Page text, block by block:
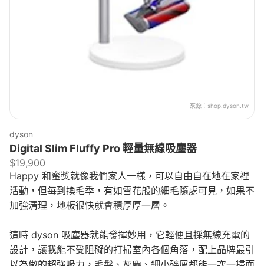
來源： shop.dyson.tw
dyson
Digital Slim Fluffy Pro 輕量無線吸塵器
$19,900
Happy 和蜜獎就像我們家人一樣，可以自由自在地在家裡
活動，但每到換毛季，有如雪花般的細毛隨處可見，如果不
加強清理，地板很快就會積厚厚一層。
這時 dyson 吸塵器就能發揮妙用，它輕便且採無線充電的
設計，讓我能不受阻礙的打掃室內各個角落，配上品牌最引